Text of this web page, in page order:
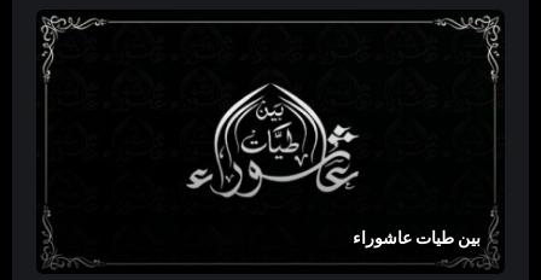
بين طيات عاشوراء